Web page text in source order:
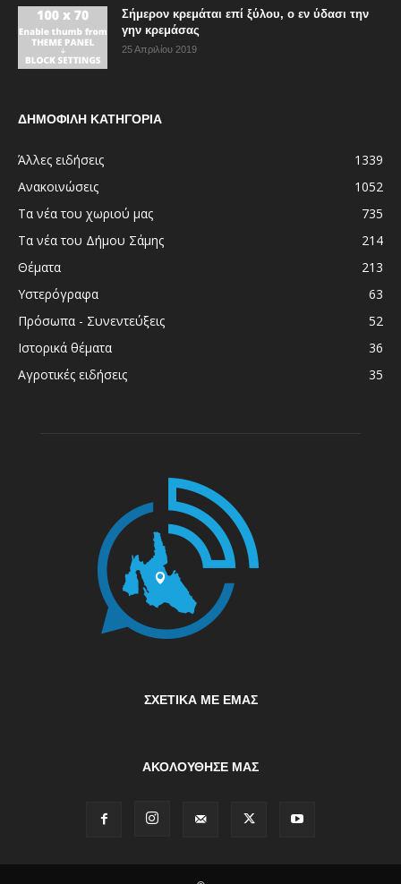
Σήμερον κρεμάται επί ξύλου, ο εν ύδασι την
γην κρεμάσας
25 Απριλίου 2019
ΔΗΜΟΦΙΛΗ ΚΑΤΗΓΟΡΙΑ
Άλλες ειδήσεις
1339
Ανακοινώσεις
1052
Τα νέα του χωριού μας
735
Τα νέα του Δήμου Σάμης
214
Θέματα
213
Υστερόγραφα
63
Πρόσωπα - Συνεντεύξεις
52
Ιστορικά θέματα
36
Αγροτικές ειδήσεις
35
ΣΧΕΤΙΚΆ ΜΕ ΕΜΆΣ
ΑΚΟΛΟΥΘΗΣΕ ΜΑΣ